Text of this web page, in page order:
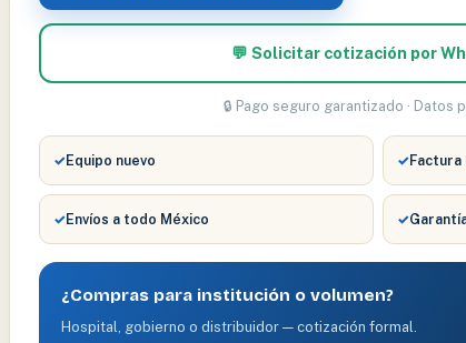
💬 Solicitar cotización por
🔒 Pago seguro garantizado · Datos
✓Equipo nuevo ✓
✓Envíos a todo México ✓
¿Compras para institución o volumen?
Hospital, gobierno o distribuidor — cotización formal.